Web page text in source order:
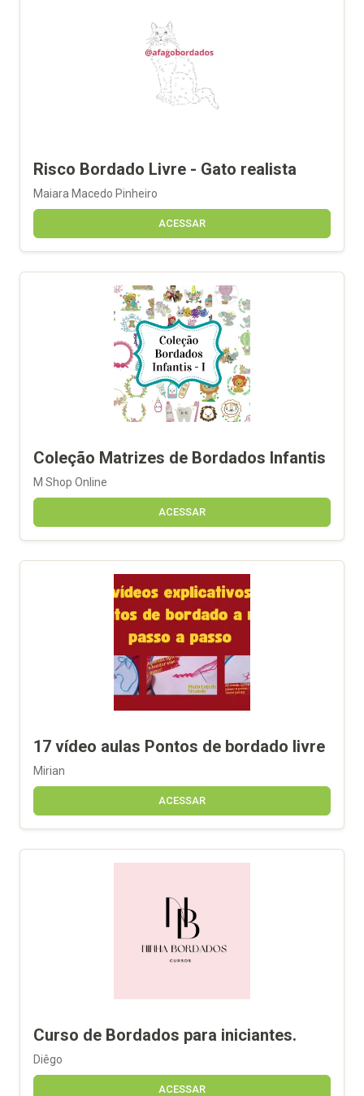
Risco Bordado Livre - Gato realista
Maiara Macedo Pinheiro
ACESSAR
Coleção Matrizes de Bordados Infantis
M Shop Online
ACESSAR
17 vídeo aulas Pontos de bordado livre
Mirian
ACESSAR
Curso de Bordados para iniciantes.
Diêgo
ACESSAR